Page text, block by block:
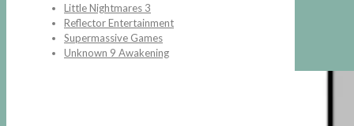
Little Nightmares 3
Reflector Entertainment
Supermassive Games
Unknown 9 Awakening